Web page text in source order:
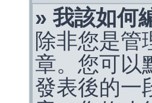
» 我該如何
除非您是管
章。您可以
發表後的一